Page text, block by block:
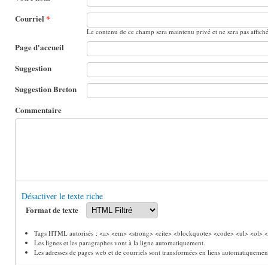
Courriel *
Le contenu de ce champ sera maintenu privé et ne sera pas
Page d'accueil
Suggestion
Suggestion Breton
Commentaire
Désactiver le texte riche
Format de texte
Tags HTML autorisés : <a> <em> <strong> <cite> <blockquote> <code> <ul>
Les lignes et les paragraphes vont à la ligne automatiquement.
Les adresses de pages web et de courriels sont transformées en liens